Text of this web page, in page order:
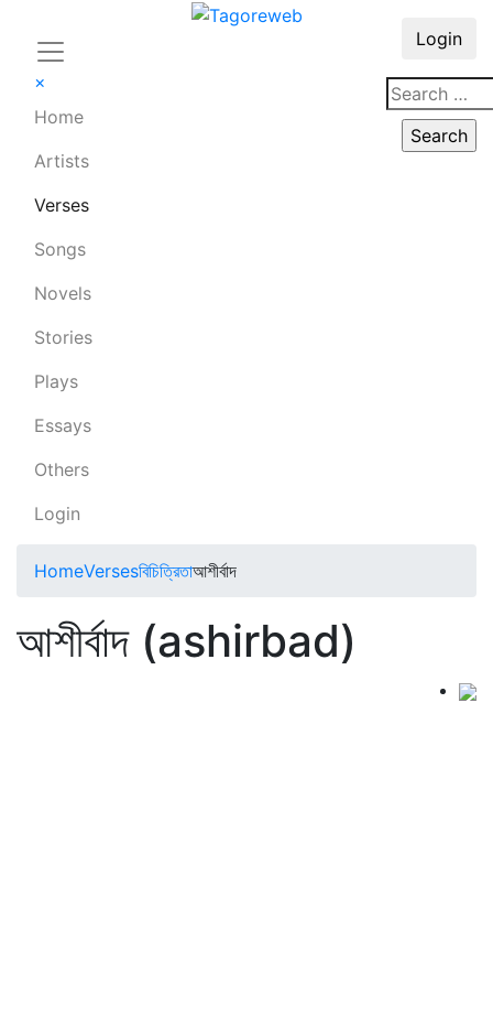
×
Home
Artists
Verses
Songs
Novels
Stories
Plays
Essays
Others
Login
Login
HomeVersesবিচিত্রিতাআশীর্বাদ
আশীর্বাদ (ashirbad)